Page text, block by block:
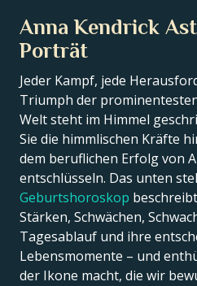
Anna Kendrick
Porträt
Jeder Kampf, jede
Triumph der
Welt steht im Himmel
Sie die himmlischen Kräfte
dem beruflichen Erfolg von
entschlüsseln. Das unten
Geburtshoroskop
Stärken, Schwächen,
Tagesablauf und ihre
Lebensmomente – und
der Ikone macht, die wir